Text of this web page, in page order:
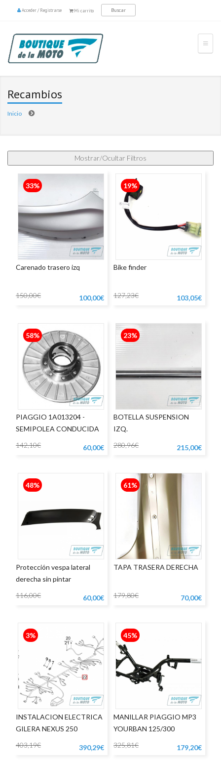
Mi carrito
Acceder/Registrarse
Recambios
Inicio
33%
Carenado trasero izq
150,00€ 100,00€
19%
Bike finder
127,23€ 103,05€
58%
PIAGGIO 1A013204 -
SEMIPOLEA CONDUCIDA
142,10€
60,00€
23%
BOTELLA SUSPENSION
IZQ.
280,96€
215,00€
48%
Protección vespa lateral
derecha sin pintar
116,00€
60,00€
61%
TAPA TRASERA DERECHA
179,80€ 70,00€
3%
INSTALACION ELECTRICA
GILERA NEXUS 250
403,19€
390,29€
45%
MANILLAR PIAGGIO MP3
YOURBAN 125/300
325,81€
179,20€
Páginas